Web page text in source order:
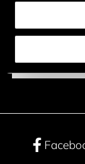
Für alle
Kontakt